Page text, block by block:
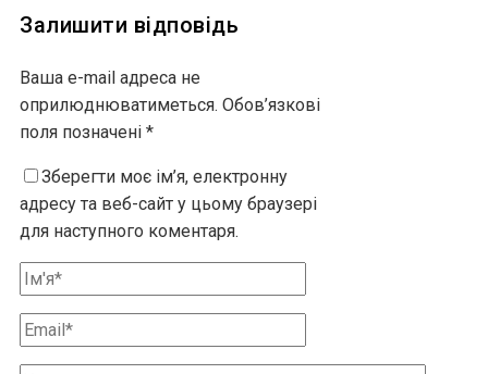
Залишити відповідь
Ваша e-mail адреса не
оприлюднюватиметься. Обов’язкові
поля позначені *
Зберегти моє ім’я, електронну
адресу та веб-сайт у цьому браузері
для наступного коментаря.